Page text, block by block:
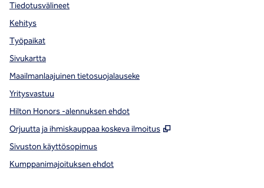
Tiedotusvälineet
Kehitys
Työpaikat
Sivukartta
Maailmanlaajuinen tietosuojalauseke
Yritysvastuu
Hilton Honors -alennuksen ehdot
Orjuutta ja ihmiskauppaa koskeva ilmoitus
,
Sivuston käyttösopimus
Kumppanimajoituksen ehdot